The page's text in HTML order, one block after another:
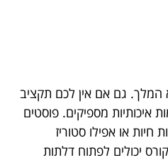
המלך. גם אם אין לכם תקציב
איכותיות מספיקים. פוסטים
סדנאות חיות או אפילו סטוריז
יכולים לפתוח דלתות